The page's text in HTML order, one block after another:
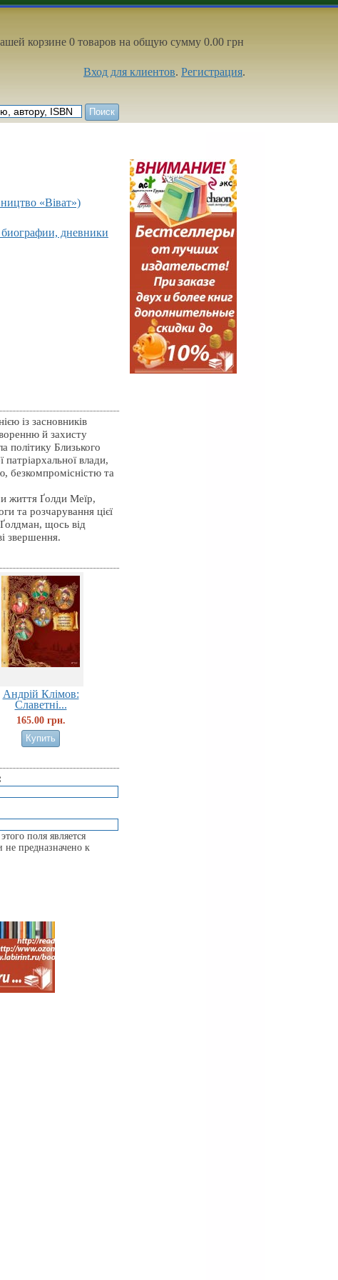
Вход для клиентов. Регистрация.
корзине 0 товаров на общую сумму 0.00 грн
«Вiват»)
дневники
із засновників
й захисту
політику Близького
влади,
безкомпромісністю та
життя Ґолди Меїр,
та розчарування цієї
щось від
звершення.
Андрiй Клiмов:
Славетні...
165.00 грн.
поля является
предназначено к